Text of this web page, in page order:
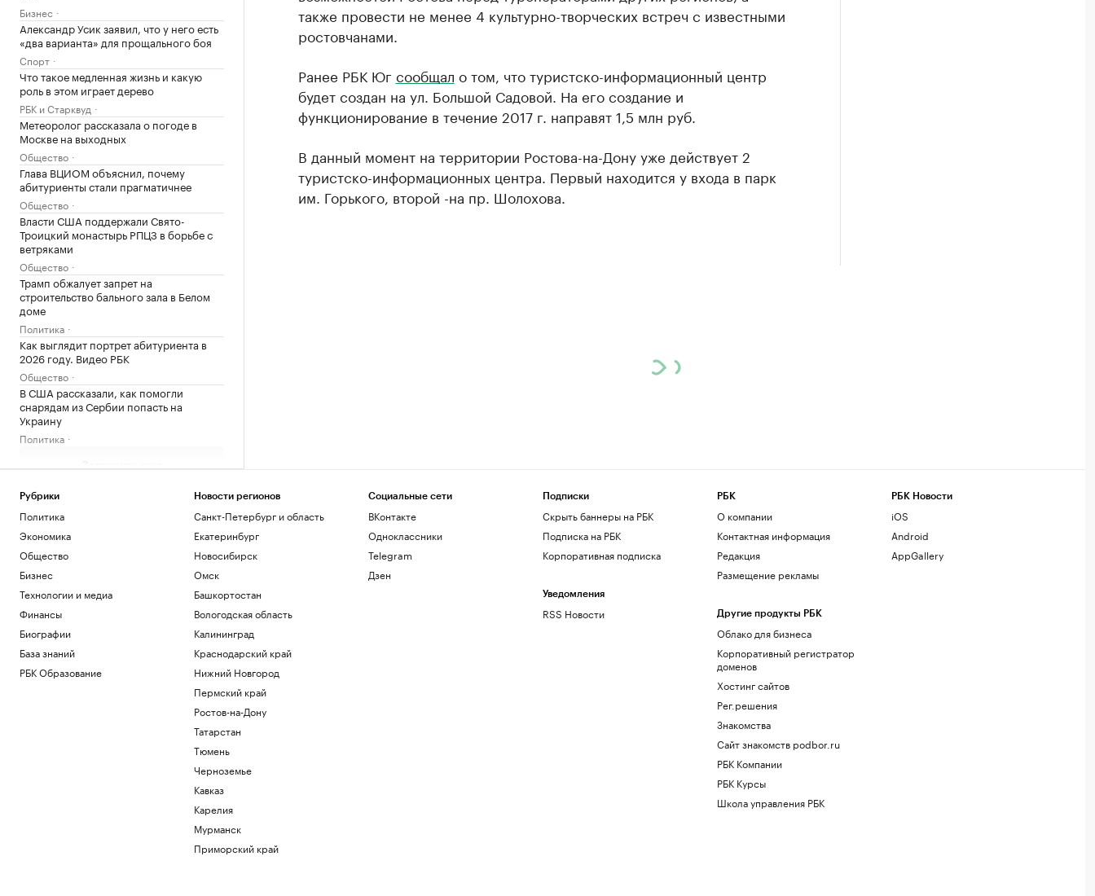
Бизнес
Александр Усик заявил, что у него есть
«два варианта» для прощального боя
Спорт
Что такое медленная жизнь и какую
роль в этом играет дерево
РБК и Старквуд
Метеоролог рассказала о погоде в
Москве на выходных
Общество
Глава ВЦИОМ объяснил, почему
абитуриенты стали прагматичнее
Общество
Власти США поддержали Свято-
Троицкий монастырь РПЦЗ в борьбе с
ветряками
Общество
Трамп обжалует запрет на
строительство бального зала в Белом
доме
Политика
Как выглядит портрет абитуриента в
2026 году. Видео РБК
Общество
В США рассказали, как помогли
снарядам из Сербии попасть на
Украину
Политика
также провести не менее 4 культурно-творческих встреч с известными
ростовчанами.
Ранее РБК Юг сообщал о том, что туристско-информационный центр
будет создан на ул. Большой Садовой. На его создание и
функционирование в течение 2017 г. направят 1,5 млн руб.
В данный момент на территории Ростова-на-Дону уже действует 2
туристско-информационных центра. Первый находится у входа в парк
им. Горького, второй -на пр. Шолохова.
Рубрики
Политика
Экономика
Общество
Бизнес
Технологии и медиа
Финансы
Биографии
База знаний
РБК Образование
Новости регионов
Санкт-Петербург и область
Екатеринбург
Новосибирск
Омск
Башкортостан
Вологодская область
Калининград
Краснодарский край
Нижний Новгород
Пермский край
Ростов-на-Дону
Татарстан
Тюмень
Черноземье
Кавказ
Карелия
Мурманск
Приморский край
Социальные сети
ВКонтакте
Одноклассники
Telegram
Дзен
Подписки
Скрыть баннеры на РБК
Подписка на РБК
Корпоративная подписка
Уведомления
RSS Новости
РБК
О компании
Контактная информация
Редакция
Размещение рекламы
Другие продукты РБК
Облако для бизнеса
Корпоративный регистратор
доменов
Хостинг сайтов
Рег.решения
Знакомства
Сайт знакомств podbor.ru
РБК Компании
РБК Курсы
Школа управления РБК
РБК Новости
iOS
Android
AppGallery